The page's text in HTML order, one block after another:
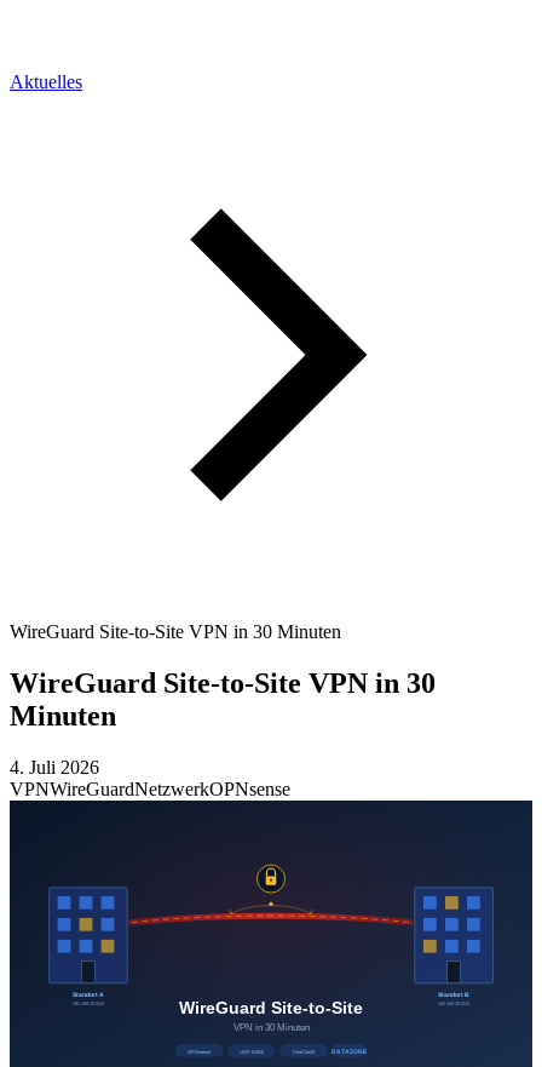
Aktuelles
WireGuard Site-to-Site VPN in 30 Minuten
WireGuard Site-to-Site VPN in 30
Minuten
4. Juli 2026
VPNWireGuardNetzwerkOPNsense